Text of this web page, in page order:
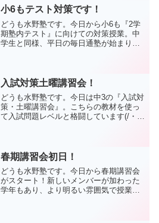
うでしたが一生懸命授業を受けてくれま
した。Sく...
小6もテスト対策です！
どうも水野塾です。今日から小6も『2学
期塾内テスト』に向けての対策授業。中
学生と同様、平日の毎日通塾が始まりま
すべてです。中学生にな...
入試対策土曜講習会！
どうも水野塾です。今日は中3の『入試対
策・土曜講習会』。こちらの教材を使っ
て入試問題レベルと格闘しています(/・
うになってきてい...
春期講習会初日！
どうも水野塾です。今日から春期講習会
がスタート！新しいメンバーが加わった
学年もあり、より明るい雰囲気で授業を